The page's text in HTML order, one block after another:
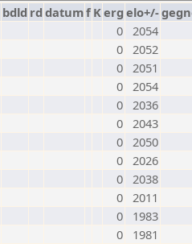
bdld rd datumf Kerg elo+/-
0 2054
0 2052
0 2051
0 2054
0 2036
0 2043
0 2050
0 2026
0 2038
0 2011
0
1983
0
1981